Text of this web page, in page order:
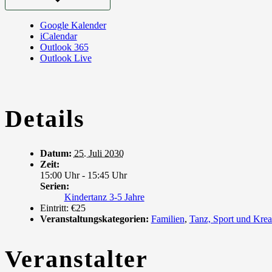
Google Kalender
iCalendar
Outlook 365
Outlook Live
Details
Datum: 25. Juli 2030
Zeit:
15:00 Uhr - 15:45 Uhr
Serien:
Kindertanz 3-5 Jahre
Eintritt: €25
Veranstaltungskategorien: Familien, Tanz, Sport und
Veranstalter